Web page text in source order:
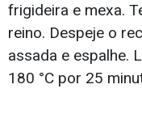
frigideira e mexa.
reino. Despeje o
assada e espalhe.
180 °C por 25